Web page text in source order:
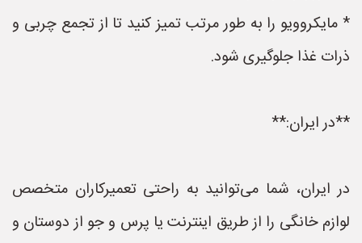
* مایکروویو را به طور مرتب تمیز کنید تا از تجمع چربی و
ذرات غذا جلوگیری شود.
**در ایران:**
در ایران، شما می‌توانید به راحتی تعمیرکاران متخصص
لوازم خانگی را از طریق اینترنت یا پرس و جو از دوستان و